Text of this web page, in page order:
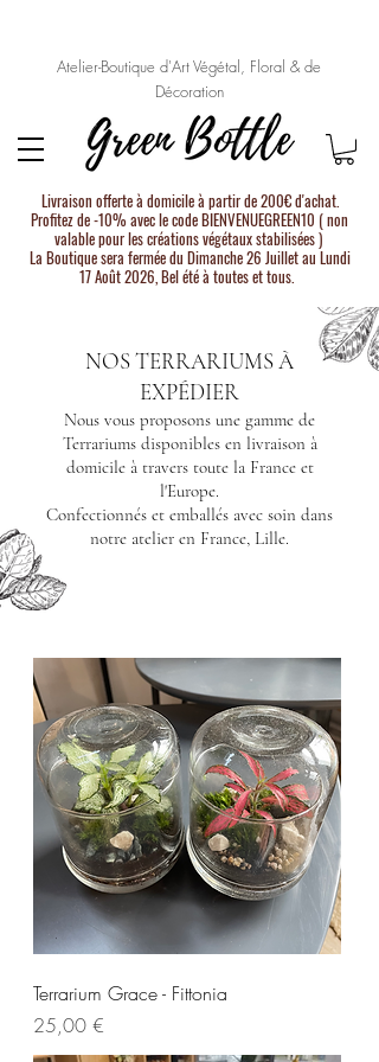
Atelier-Boutique d'Art Végétal, Floral & de
Décoration
Livraison offerte à domicile à partir de 200€ d'achat.
Profitez de -10% avec le code BIENVENUEGREEN10 ( non
valable pour les créations végétaux stabilisées )
La Boutique sera fermée du Dimanche 26 Juillet au Lundi
17 Août 2026, Bel été à toutes et tous.
NOS TERRARIUMS À
EXPÉDIER
Nous vous proposons une gamme de
Terrariums disponibles en livraison à
domicile à travers toute la France et
l'Europe.
Confectionnés et emballés avec soin dans
notre atelier en France, Lille.
Terrarium Grace - Fittonia
Prezzo
25,00 €